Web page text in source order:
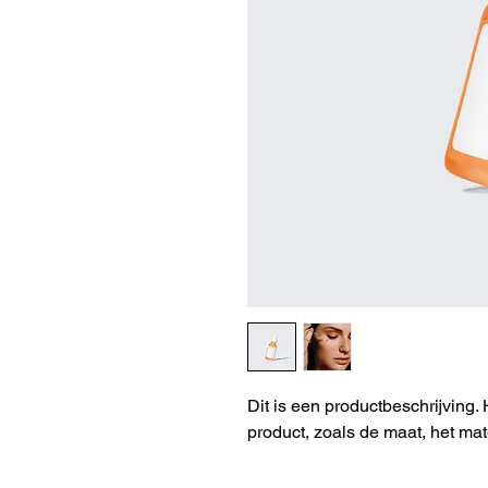
Dit is een productbeschrijving.
product, zoals de maat, het